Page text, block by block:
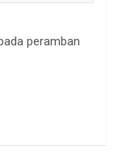
peramban